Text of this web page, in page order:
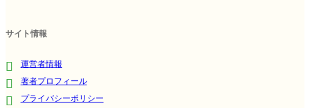
サイト情報
運営者情報
著者プロフィール
プライバシーポリシー